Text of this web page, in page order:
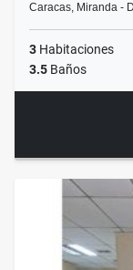
Caracas, Miranda -
3 Habitaciones
3.5 Baños